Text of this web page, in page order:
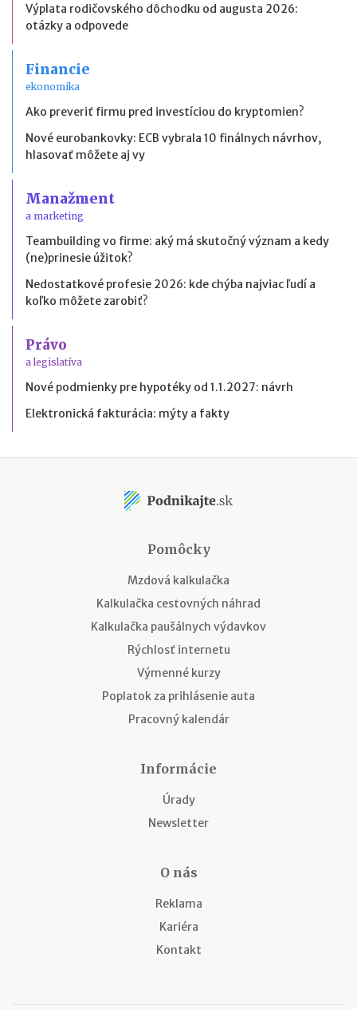
Výplata rodičovského dôchodku od augusta 2026:
otázky a odpovede
Financie
ekonomika
Ako preveriť firmu pred investíciou do kryptomien?
Nové eurobankovky: ECB vybrala 10 finálnych návrhov,
hlasovať môžete aj vy
Manažment
a marketing
Teambuilding vo firme: aký má skutočný význam a kedy
(ne)prinesie úžitok?
Nedostatkové profesie 2026: kde chýba najviac ľudí a
koľko môžete zarobiť?
Právo
a legislatíva
Nové podmienky pre hypotéky od 1.1.2027: návrh
Elektronická fakturácia: mýty a fakty
Pomôcky
Mzdová kalkulačka
Kalkulačka cestovných náhrad
Kalkulačka paušálnych výdavkov
Rýchlosť internetu
Výmenné kurzy
Poplatok za prihlásenie auta
Pracovný kalendár
Informácie
Úrady
Newsletter
O nás
Reklama
Kariéra
Kontakt